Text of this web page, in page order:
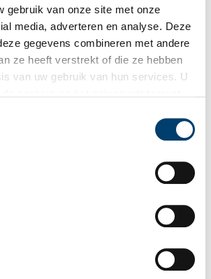
gebruik van onze site met onze
media, adverteren en analyse. Deze
gegevens combineren met andere
ze heeft verstrekt of die ze hebben
van uw gebruik van hun services. U